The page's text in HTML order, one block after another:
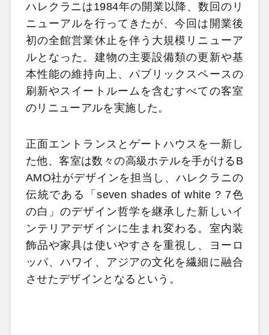
ハレクラニは1984年の開業以降、数回のリ
ニューアルを行ってきたが、今回は開業後
初の全館営業休止を伴う大規模リニューア
ルとなった。建物の主要設備類の更新や基
本性能の維持向上、パブリックスペースの
刷新やスイートルームを含むすべての客室
のリニューアルを実施した。
正面エントランスとゲートハウスを一新し
た他、客室は数々の高級ホテルを手がけるB
AMO社がデザインを担当し、ハレクラニの
伝統である「seven shades of white ? 7色
の白」のデザイン哲学を継承した新しいイ
ンテリアデザインに生まれ変わる。室内装
飾品や家具は使いやすさを重視し、ヨーロ
ッパ、ハワイ、アジアの文化を繊細に融合
させたデザインとなるという。